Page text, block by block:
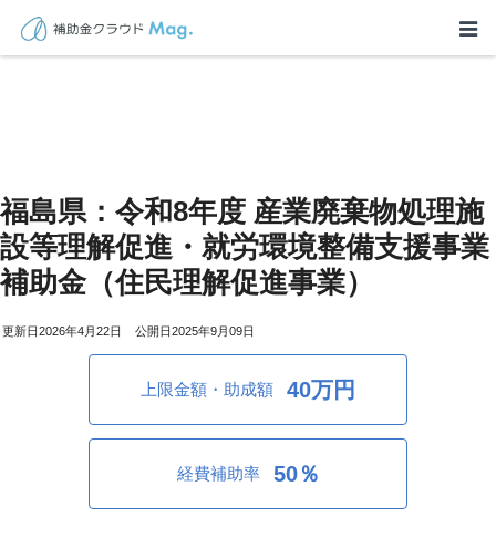
福島県：令和8年度 産業廃棄物処理施
設等理解促進・就労環境整備支援事業
補助金（住民理解促進事業）
2026年4月22日 2025年9月09日
上限金額・助成額 40万円
経費補助率 50％